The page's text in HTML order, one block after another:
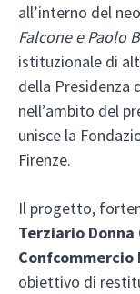
all’interno del
Falcone e Paolo
istituzionale di
della Presidenza
nell’ambito del
unisce la
Firenze.
Il progetto,
Terziario
Confcommercio
obiettivo di